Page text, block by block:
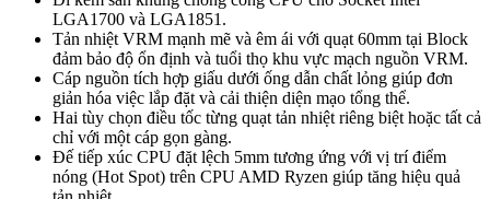
LGA1700 và LGA1851.
Tản nhiệt VRM mạnh mẽ và êm ái với quạt 60mm tại Block
đảm bảo độ ổn định và tuổi thọ khu vực mạch nguồn VRM.
Cáp nguồn tích hợp giấu dưới ống dẫn chất lỏng giúp đơn
giản hóa việc lắp đặt và cải thiện diện mạo tổng thể.
Hai tùy chọn điều tốc từng quạt tản nhiệt riêng biệt hoặc tất cả
chỉ với một cáp gọn gàng.
Đế tiếp xúc CPU đặt lệch 5mm tương ứng với vị trí điểm
nóng (Hot Spot) trên CPU AMD Ryzen giúp tăng hiệu quả